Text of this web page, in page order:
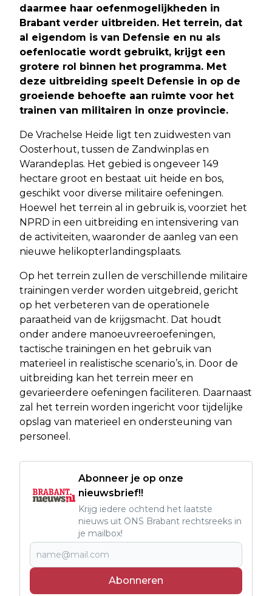
daarmee haar oefenmogelijkheden in
Brabant verder uitbreiden. Het terrein, dat
al eigendom is van Defensie en nu als
oefenlocatie wordt gebruikt, krijgt een
grotere rol binnen het programma. Met
deze uitbreiding speelt Defensie in op de
groeiende behoefte aan ruimte voor het
trainen van militairen in onze provincie.
De Vrachelse Heide ligt ten zuidwesten van
Oosterhout, tussen de Zandwinplas en
Warandeplas. Het gebied is ongeveer 149
hectare groot en bestaat uit heide en bos,
geschikt voor diverse militaire oefeningen.
Hoewel het terrein al in gebruik is, voorziet het
NPRD in een uitbreiding en intensivering van
de activiteiten, waaronder de aanleg van een
nieuwe helikopterlandingsplaats.
Op het terrein zullen de verschillende militaire
trainingen verder worden uitgebreid, gericht
op het verbeteren van de operationele
paraatheid van de krijgsmacht. Dat houdt
onder andere manoeuvreeroefeningen,
tactische trainingen en het gebruik van
materieel in realistische scenario’s, in. Door de
uitbreiding kan het terrein meer en
gevarieerdere oefeningen faciliteren. Daarnaast
zal het terrein worden ingericht voor tijdelijke
opslag van materieel en ondersteuning van
personeel.
Abonneer je op onze
nieuwsbrief!!
Krijg iedere ochtend het laatste
nieuws uit ONS Brabant rechtsreeks in
je mailbox!
Abonneren